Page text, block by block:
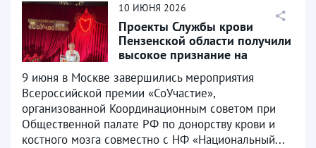
10 ИЮНЯ 2026
Проекты Службы крови
Пензенской области получили
высокое признание на
9 июня в Москве завершились мероприятия
Всероссийской премии «СоУчастие»,
организованной Координационным советом при
Общественной палате РФ по донорству крови и
костного мозга совместно с НФ «Национальный...